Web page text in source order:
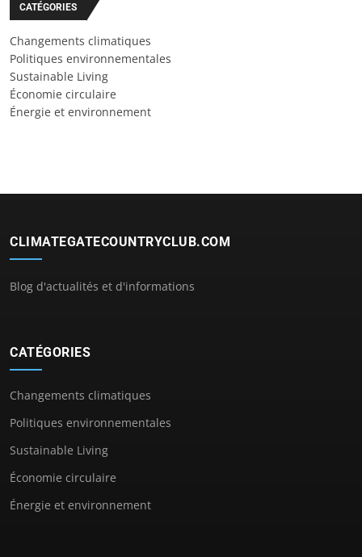
CATÉGORIES
Changements climatiques
Politiques environnementales
Sustainable Living
Économie circulaire
Énergie et environnement
CLIMATEGATECOUNTRYCLUB.COM
Blog d'actualités et d'informations
CATÉGORIES
Changements climatiques
Politiques environnementales
Sustainable Living
Économie circulaire
Énergie et environnement